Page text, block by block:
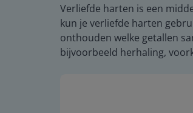
Verliefde harten is een
kun je verliefde harten
onthouden welke getallen
bijvoorbeeld herhaling,